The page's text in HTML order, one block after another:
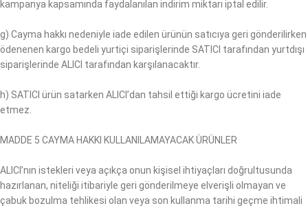
kampanya kapsamında faydalanılan indirim miktarı iptal edilir.
g) Cayma hakkı nedeniyle iade edilen ürünün satıcıya geri gönderilirken
ödenenen kargo bedeli yurtiçi siparişlerinde SATICI tarafından yurtdışı
siparişlerinde ALICI tarafından karşılanacaktır.
h) SATICI ürün satarken ALICI’dan tahsil ettiği kargo ücretini iade
etmez.
MADDE 5 CAYMA HAKKI KULLANILAMAYACAK ÜRÜNLER
ALICI’nın istekleri veya açıkça onun kişisel ihtiyaçları doğrultusunda
hazırlanan, niteliği itibariyle geri gönderilmeye elverişli olmayan ve
çabuk bozulma tehlikesi olan veya son kullanma tarihi geçme ihtimali